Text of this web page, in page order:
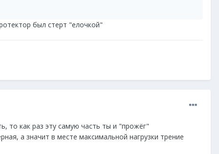
был стерт "елочкой"
то как раз эту самую часть ты и "прожёг"
а значит в месте максимальной нагрузки трение